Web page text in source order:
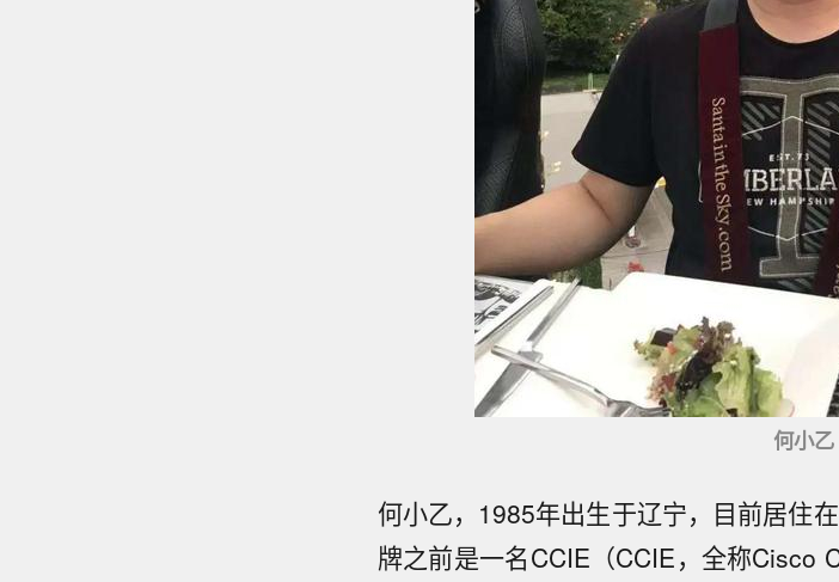
何小乙
何小乙，1985年出生于辽宁，目前居住
牌之前是一名CCIE（CCIE，全称Cisco